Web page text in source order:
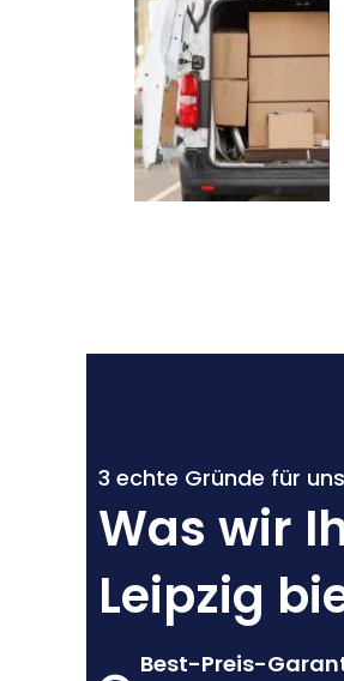
3 echte Gründe für uns
Was wir
Leipzig
Best-Preis-